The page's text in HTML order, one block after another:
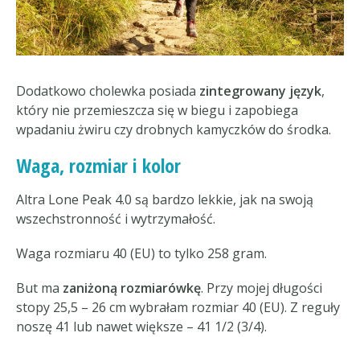
Dodatkowo cholewka posiada zintegrowany język,
który nie przemieszcza się w biegu i zapobiega
wpadaniu żwiru czy drobnych kamyczków do środka.
Waga, rozmiar i kolor
Altra Lone Peak 4.0 są bardzo lekkie, jak na swoją
wszechstronność i wytrzymałość.
Waga rozmiaru 40 (EU) to tylko 258 gram.
But ma zaniżoną rozmiarówkę. Przy mojej długości
stopy 25,5 – 26 cm wybrałam rozmiar 40 (EU). Z reguły
noszę 41 lub nawet większe – 41 1/2 (3/4).